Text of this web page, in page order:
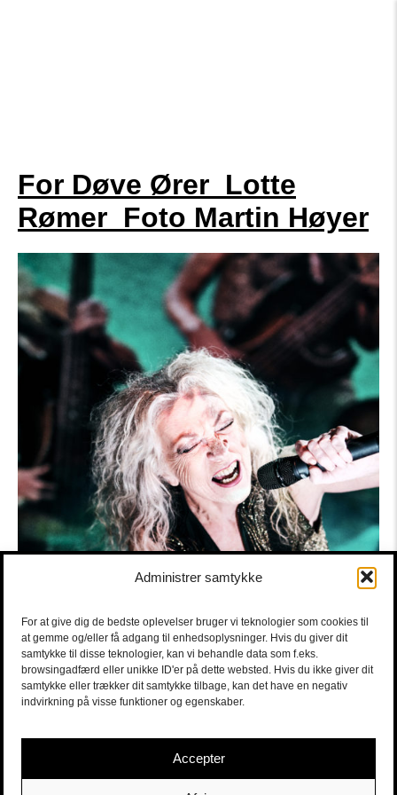
Administrer samtykke
For at give dig de bedste oplevelser bruger vi teknologier som cookies til
at gemme og/eller få adgang til enhedsoplysninger. Hvis du giver dit
samtykke til disse teknologier, kan vi behandle data som f.eks.
browsingadfærd eller unikke ID'er på dette websted. Hvis du ikke giver dit
samtykke eller trækker dit samtykke tilbage, kan det have en negativ
indvirkning på visse funktioner og egenskaber.
Accepter
For Døve Ører_Lotte
Rømer_Foto Martin Høyer